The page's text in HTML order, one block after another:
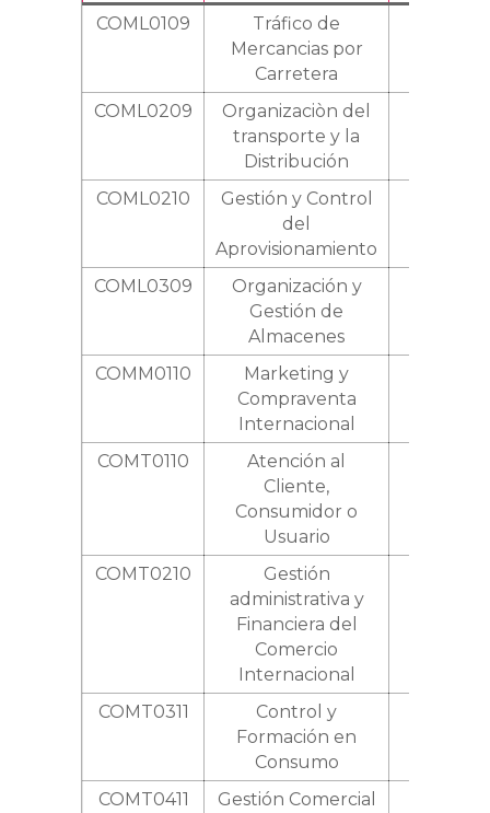
COML0109
Tráfico de
Mercancias por
Carretera
COML0209
Organizaciòn del
transporte y la
Distribución
COML0210
Gestión y Control
del
Aprovisionamiento
COML0309
Organización y
Gestión de
Almacenes
COMM0110
Marketing y
Compraventa
Internacional
COMT0110
Atención al
Cliente,
Consumidor o
Usuario
COMT0210
Gestión
administrativa y
Financiera del
Comercio
Internacional
COMT0311
Control y
Formación en
Consumo
COMT0411
Gestión Comercial